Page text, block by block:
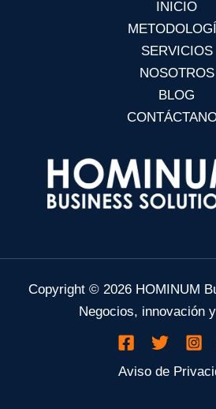
INICIO
SERVICIOS
NOSOTROS
BLOG
Copyright © 2026 HOMINUM
Negocios, innovación
Aviso de